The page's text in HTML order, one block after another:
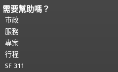
頁面內容結束。
都會重複顯示。
需要幫助嗎？
市政
服務
專案
行程
SF 311